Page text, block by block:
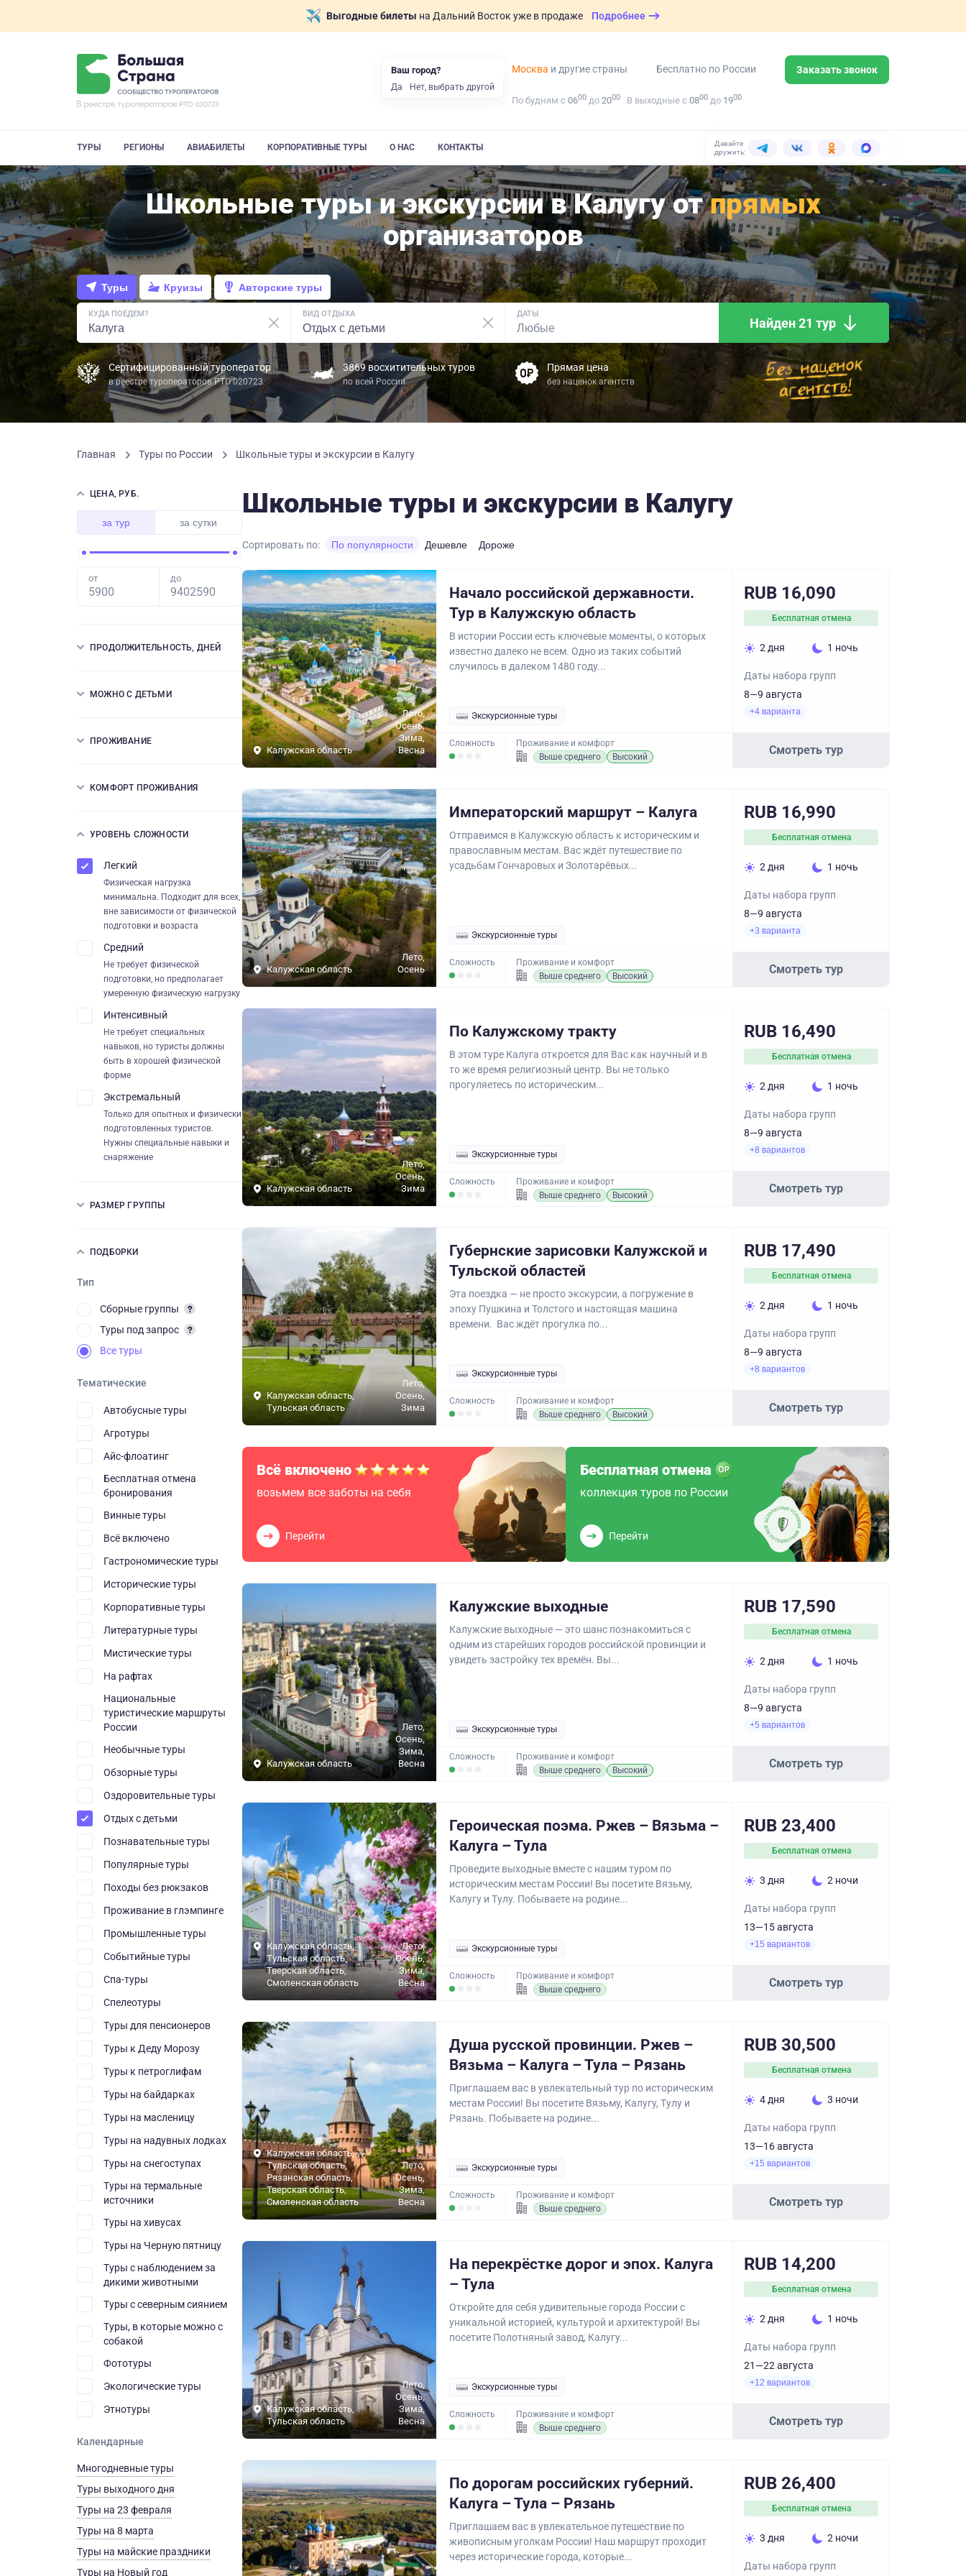
Выгодные билеты на Дальний Восток уже в продаже Подробнее
Москва и другие страны Бесплатно по России Заказать звонок
По будням с 0600 до 2000 В выходные с 0800 до 1900
ТУРЫ РЕГИОНЫ АВИАБИЛЕТЫ КОРПОРАТИВНЫЕ ТУРЫ О НАС КОНТАКТЫ
Давайте
дружить:
Школьные туры и экскурсии в Калугу отпрямых
организаторов
Туры Круизы Авторские туры
КУДА ПОЕДЕМ? ВИД ОТДЫХА ДАТЫ
Найден 21 тур
Сертифицированный туроператор
в реестре туроператоров РТО 020723
3869 восхитительных туров
по всей России
Прямая цена
без наценок агентств
Главная Туры по России Школьные туры и экскурсии в Калугу
ЦЕНА, РУБ.
за тур за сутки
от до
ПРОДОЛЖИТЕЛЬНОСТЬ, ДНЕЙ
МОЖНО С ДЕТЬМИ
ПРОЖИВАНИЕ
КОМФОРТ ПРОЖИВАНИЯ
УРОВЕНЬ СЛОЖНОСТИ
Легкий
Физическая нагрузка
минимальна. Подходит для всех,
вне зависимости от физической
подготовки и возраста
Средний
Не требует физической
подготовки, но предполагает
умеренную физическую нагрузку
Интенсивный
Не требует специальных
навыков, но туристы должны
быть в хорошей физической
форме
Экстремальный
Только для опытных и физически
подготовленных туристов.
Нужны специальные навыки и
снаряжение
РАЗМЕР ГРУППЫ
ПОДБОРКИ
Тип
Сборные группы
Туры под запрос
Все туры
Тематические
Автобусные туры
Агротуры
Айс-флоатинг
Бесплатная отмена
бронирования
Винные туры
Всё включено
Гастрономические туры
Исторические туры
Корпоративные туры
Литературные туры
Мистические туры
На рафтах
Национальные
туристические маршруты
России
Необычные туры
Обзорные туры
Оздоровительные туры
Отдых с детьми
Познавательные туры
Популярные туры
Походы без рюкзаков
Проживание в глэмпинге
Промышленные туры
Событийные туры
Спа-туры
Спелеотуры
Туры для пенсионеров
Туры к Деду Морозу
Туры к петроглифам
Туры на байдарках
Туры на масленицу
Туры на надувных лодках
Туры на снегоступах
Туры на термальные
источники
Туры на хивусах
Туры на Черную пятницу
Туры с наблюдением за
дикими животными
Туры с северным сиянием
Туры, в которые можно с
собакой
Фототуры
Экологические туры
Этнотуры
Календарные
Многодневные туры
Туры выходного дня
Туры на 23 февраля
Туры на 8 марта
Туры на майские праздники
Туры на Новый год
Школьные туры и экскурсии в Калугу
Сортировать по: По популярности Дешевле Дороже
Калужская область
Лето,
Осень,
Зима,
Весна
Начало российской державности.
Тур в Калужскую область
В истории России есть ключевые моменты, о которых
известно далеко не всем. Одно из таких событий
случилось в далеком 1480 году...
Экскурсионные туры
Сложность
Проживание и комфорт
Выше среднего
Высокий
RUB 16,090
Бесплатная отмена
2 дня 1 ночь
Даты набора групп
8—9 августа
+4 варианта
Смотреть тур
Калужская область
Лето,
Осень
Императорский маршрут – Калуга
Отправимся в Калужскую область к историческим и
православным местам. Вас ждёт путешествие по
усадьбам Гончаровых и Золотарёвых...
Экскурсионные туры
Сложность
Проживание и комфорт
Выше среднего
Высокий
RUB 16,990
Бесплатная отмена
2 дня 1 ночь
Даты набора групп
8—9 августа
+3 варианта
Смотреть тур
Калужская область
Лето,
Осень,
Зима
По Калужскому тракту
В этом туре Калуга откроется для Вас как научный и в
то же время религиозный центр. Вы не только
прогуляетесь по историческим...
Экскурсионные туры
Сложность
Проживание и комфорт
Выше среднего
Высокий
RUB 16,490
Бесплатная отмена
2 дня 1 ночь
Даты набора групп
8—9 августа
+8 вариантов
Смотреть тур
Калужская область,
Тульская область
Лето,
Осень,
Зима
Губернские зарисовки Калужской и
Тульской областей
Эта поездка — не просто экскурсии, а погружение в
эпоху Пушкина и Толстого и настоящая машина
времени. Вас ждёт прогулка по...
Экскурсионные туры
Сложность
Проживание и комфорт
Выше среднего
Высокий
RUB 17,490
Бесплатная отмена
2 дня 1 ночь
Даты набора групп
8—9 августа
+8 вариантов
Смотреть тур
Всё включено
возьмем все заботы на себя
Перейти
Бесплатная отмена
коллекция туров по России
Перейти
Калужская область
Лето,
Осень,
Зима,
Весна
Калужские выходные
Калужские выходные — это шанс познакомиться с
одним из старейших городов российской провинции и
увидеть застройку тех времён. Вы...
Экскурсионные туры
Сложность
Проживание и комфорт
Выше среднего
Высокий
RUB 17,590
Бесплатная отмена
2 дня 1 ночь
Даты набора групп
8—9 августа
+5 вариантов
Смотреть тур
Калужская область,
Тульская область,
Тверская область,
Смоленская область
Лето,
Осень,
Зима,
Весна
Героическая поэма. Ржев – Вязьма –
Калуга – Тула
Проведите выходные вместе с нашим туром по
историческим местам России! Вы посетите Вязьму,
Калугу и Тулу. Побываете на родине...
Экскурсионные туры
Сложность
Проживание и комфорт
Выше среднего
RUB 23,400
Бесплатная отмена
3 дня 2 ночи
Даты набора групп
13—15 августа
+15 вариантов
Смотреть тур
Калужская область,
Тульская область,
Рязанская область,
Тверская область,
Смоленская область
Лето,
Осень,
Зима,
Весна
Душа русской провинции. Ржев –
Вязьма – Калуга – Тула – Рязань
Приглашаем вас в увлекательный тур по историческим
местам России! Вы посетите Вязьму, Калугу, Тулу и
Рязань. Побываете на родине...
Экскурсионные туры
Сложность
Проживание и комфорт
Выше среднего
RUB 30,500
Бесплатная отмена
4 дня 3 ночи
Даты набора групп
13—16 августа
+15 вариантов
Смотреть тур
Калужская область,
Тульская область
Лето,
Осень,
Зима,
Весна
На перекрёстке дорог и эпох. Калуга
– Тула
Откройте для себя удивительные города России с
уникальной историей, культурой и архитектурой! Вы
посетите Полотняный завод, Калугу...
Экскурсионные туры
Сложность
Проживание и комфорт
Выше среднего
RUB 14,200
Бесплатная отмена
2 дня 1 ночь
Даты набора групп
21—22 августа
+12 вариантов
Смотреть тур
По дорогам российских губерний.
Калуга – Тула – Рязань
Приглашаем вас в увлекательное путешествие по
живописным уголкам России! Наш маршрут проходит
через исторические города, которые...
RUB 26,400
Бесплатная отмена
3 дня 2 ночи
Даты набора групп
Ваш город?
Да Нет, выбрать другой